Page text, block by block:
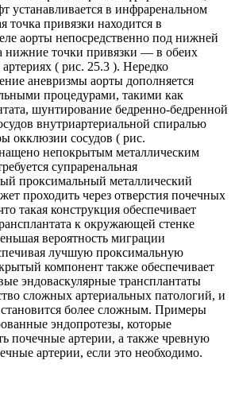
устанавливается в инфраренальном
точка привязки находится в
аорты непосредственно под нижней
нижние точки привязки — в обеих
( рис. 25.3 ). Нередко
аневризмы аорты дополняется
процедурами, такими как
шунтирование бедренно-бедренной
внутриартериальной спиралью
окклюзии сосудов ( рис.
непокрытым металлическим
супраренальная
проксимальный металлический
проходить через отверстия почечных
такая конструкция обеспечивает
к окружающей стенке
вероятность миграции
лучшую проксимальную
компонент также обеспечивает
эндоваскулярные трансплантаты
сложных артериальных патологий, и
более сложным. Примеры
эндопротезы, которые
почечные артерии, а также чревную
артерии, если это необходимо.